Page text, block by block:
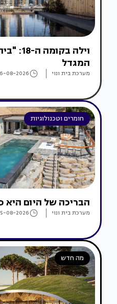
וילה
המגדל
מערכת בית ונוי 08-2026
חומרים וטכנולוגיות
הבריכה של היום היא
מערכת בית ונוי 08-2026
מה חדש